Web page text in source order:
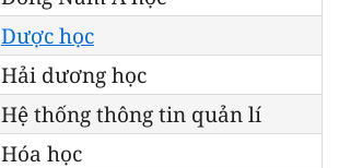
Dược học
Hải dương học
Hệ thống thông tin quản lí
Hóa học